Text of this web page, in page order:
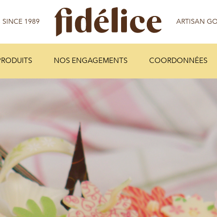
NOS ENGAGEMENTS COORDONNÉES